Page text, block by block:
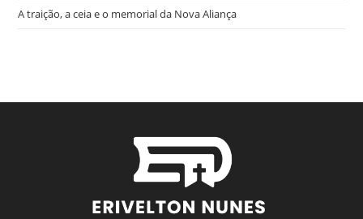
A traição, a ceia e o memorial da Nova Aliança